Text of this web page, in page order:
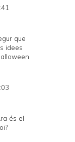
que
idees
és el